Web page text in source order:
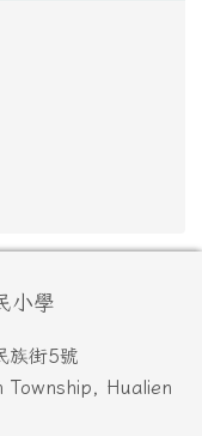
小學
族街5號
Hualien